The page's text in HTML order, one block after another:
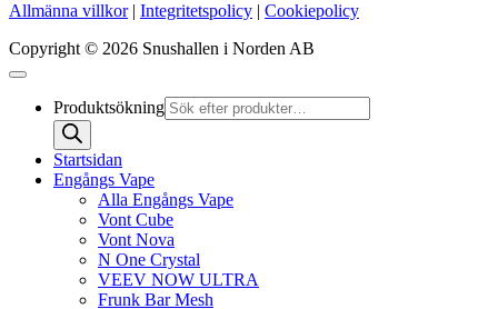
Allmänna villkor| Integritetspolicy | Cookiepolicy
Copyright © 2026 Snushallen i Norden AB
Produktsökning
Startsidan
Engångs Vape
Alla Engångs Vape
Vont Cube
Vont Nova
N One Crystal
VEEV NOW ULTRA
Frunk Bar Mesh